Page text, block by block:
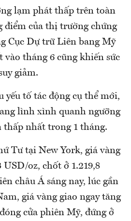
lạm phát thấp trên toàn
điểm của thị trường chứng
Cục Dự trữ Liên bang Mỹ
vào tháng 6 cũng khiến sức
giảm.
yếu tố tác động cụ thể mới,
lình xình quanh ngưỡng
thấp nhất trong 1 tháng.
Tư tại New York, giá vàng
USD/oz, chốt ở 1.219,8
châu Á sáng nay, lúc gần
giá vàng giao ngay tăng
cửa phiên Mỹ, đứng ở